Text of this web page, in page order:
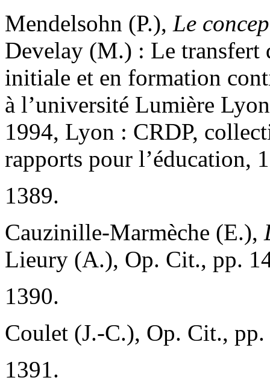
Mendelsohn (P.), Le
Develay (M.) : Le transfert
initiale et en formation
à l’université Lumière
1994, Lyon : CRDP,
rapports pour l’éducation,
1389.
Cauzinille-Marmèche (E.),
Lieury (A.), Op. Cit., pp.
1390.
Coulet (J.-C.), Op. Cit.,
1391.